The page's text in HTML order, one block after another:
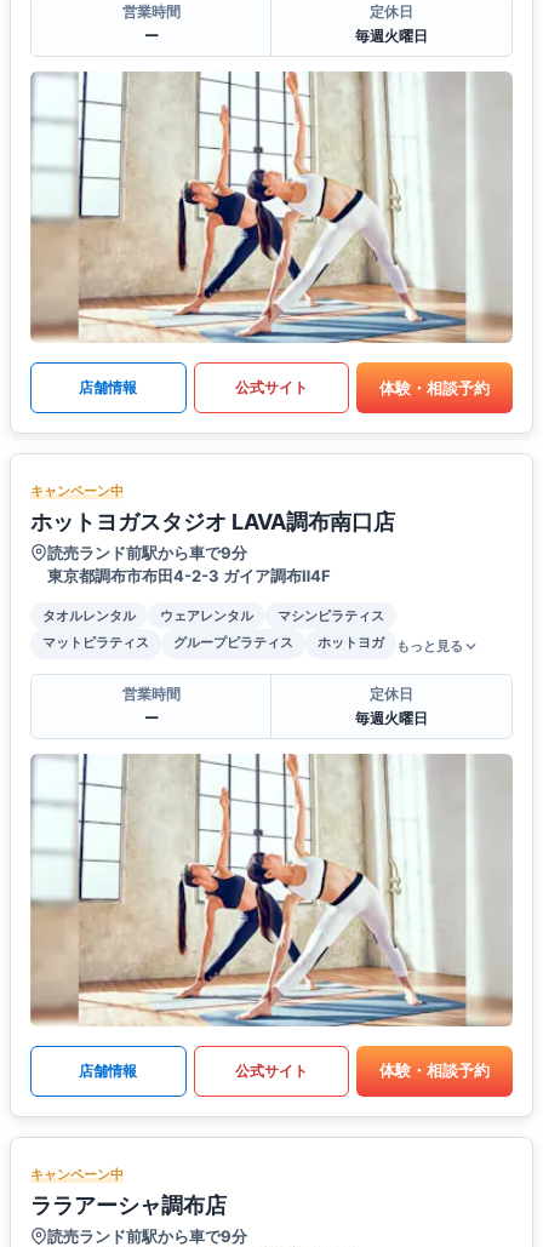
営業時間
ー
定休日
毎週火曜日
店舗情報 公式サイト 体験・相談予約
キャンペーン中
ホットヨガスタジオ LAVA調布南口店
読売ランド前駅から車で9分
東京都調布市布田4-2-3 ガイア調布Ⅱ4F
タオルレンタル ウェアレンタル
マシンピラティス
マットピラティス
グループピラティス ホットヨガ もっと見る
営業時間
ー
定休日
毎週火曜日
店舗情報 公式サイト 体験・相談予約
キャンペーン中
ララアーシャ調布店
読売ランド前駅から車で9分